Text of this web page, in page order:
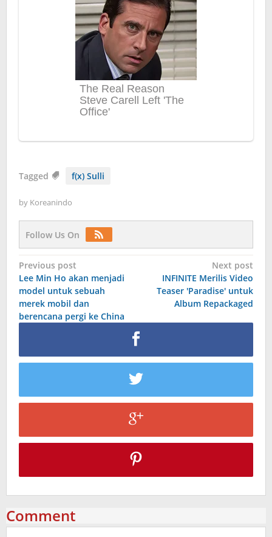
Tagged f(x) Sulli
by Koreanindo
Follow Us On
Post
navigation
Previous post
Lee Min Ho akan menjadi
model untuk sebuah
merek mobil dan
berencana pergi ke China
Next post
INFINITE Merilis Video
Teaser 'Paradise' untuk
Album Repackaged
Comment